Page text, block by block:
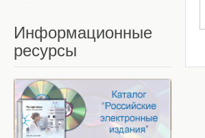
Информационные
ресурсы